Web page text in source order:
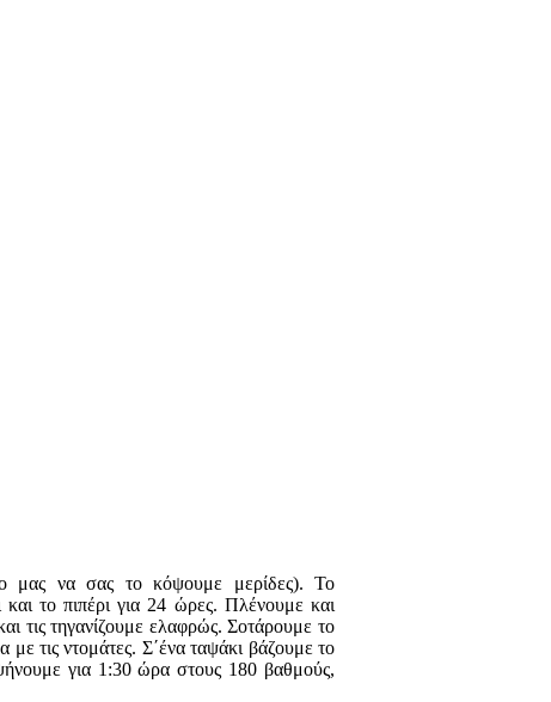
μας να σας το κόψουμε μερίδες). Το
το πιπέρι για 24 ώρες. Πλένουμε και
τις τηγανίζουμε ελαφρώς. Σοτάρουμε το
τις ντομάτες. Σ΄ένα ταψάκι βάζουμε το
για 1:30 ώρα στους 180 βαθμούς,